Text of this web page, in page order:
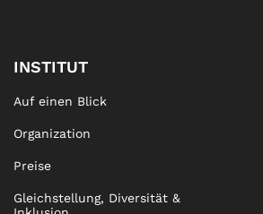
INSTITUT
Auf einen Blick
Organization
Preise
Gleichstellung, Diversität &